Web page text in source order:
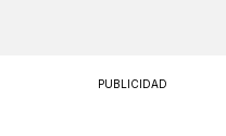
PUBLICIDAD